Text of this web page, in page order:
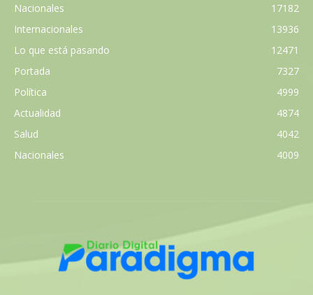
Nacionales
17182
Internacionales
13936
Lo que está pasando
12471
Portada
7327
Política
4999
Actualidad
4874
Salud
4042
Nacionales
4009